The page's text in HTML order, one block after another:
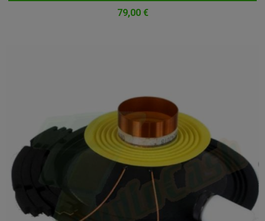
79,00 €